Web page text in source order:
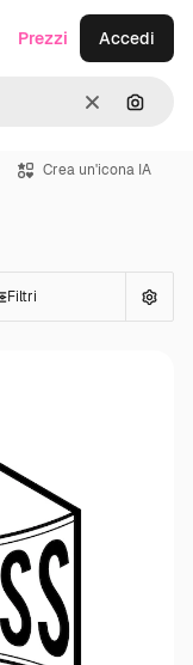
CancellaCerca
Prezzi Accedi
Crea un'icona IA
Filtri